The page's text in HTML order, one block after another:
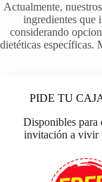
Actualmente, nuestros
ingredientes que
considerando
dietéticas específicas.
PIDE TU
Disponibles para
invitación a vivir